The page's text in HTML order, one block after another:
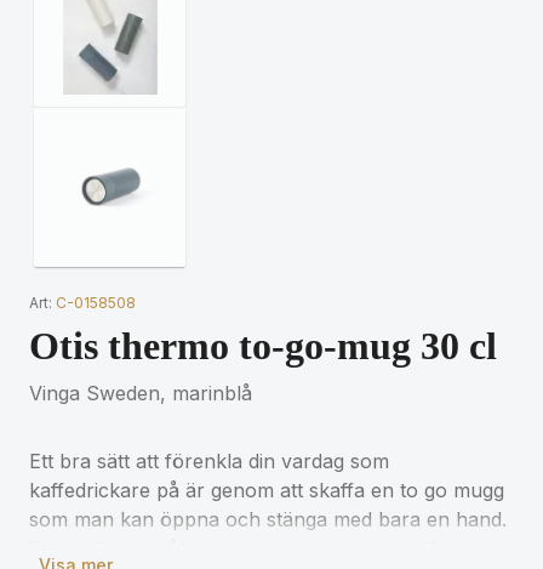
Art: C-0158508
Otis thermo to-go-mug 30 cl
Vinga Sweden, marinblå
Ett bra sätt att förenkla din vardag som
kaffedrickare på är genom att skaffa en to go mugg
som man kan öppna och stänga med bara en hand.
Visa mer